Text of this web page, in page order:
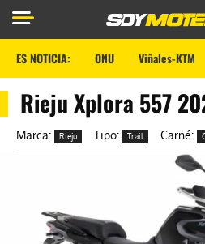
ES NOTICIA: ONU Viñales-KTM
Rieju Xplora 557
Marca: Rieju Tipo: Trail Carné: